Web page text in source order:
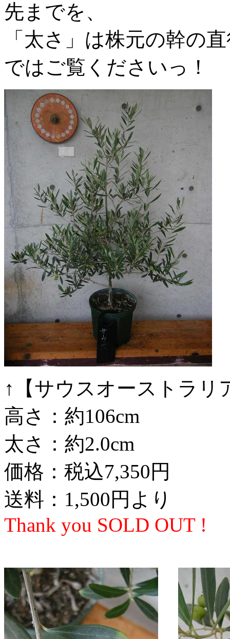
先までを、
「太さ」は株元の幹の
ではご覧くださいっ！
↑【サウスオーストラリ
高さ：約106cm
太さ：約2.0cm
価格：税込7,350円
送料：1,500円より
Thank you SOLD OUT !